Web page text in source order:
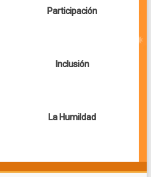
Participación
Inclusión
La Humildad